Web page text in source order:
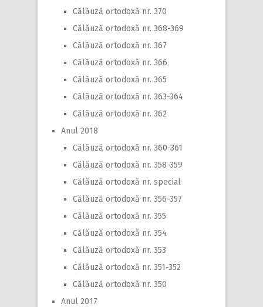
Călăuză ortodoxă nr. 370
Călăuză ortodoxă nr. 368-369
Călăuză ortodoxă nr. 367
Călăuză ortodoxă nr. 366
Călăuză ortodoxă nr. 365
Călăuză ortodoxă nr. 363-364
Călăuză ortodoxă nr. 362
Anul 2018
Călăuză ortodoxă nr. 360-361
Călăuză ortodoxă nr. 358-359
Călăuză ortodoxă nr. special
Călăuză ortodoxă nr. 356-357
Călăuză ortodoxă nr. 355
Călăuză ortodoxă nr. 354
Călăuză ortodoxă nr. 353
Călăuză ortodoxă nr. 351-352
Călăuză ortodoxă nr. 350
Anul 2017